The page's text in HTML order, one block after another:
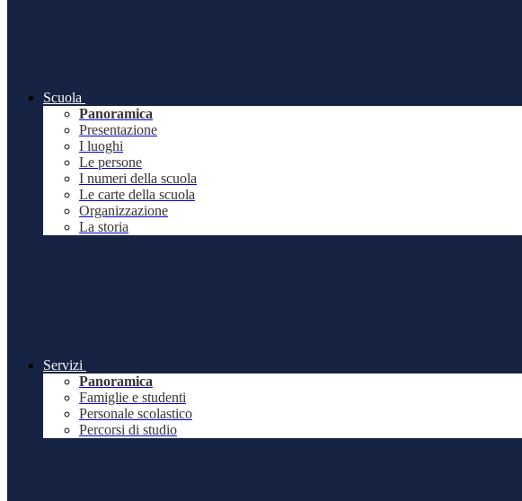
Scuola
Panoramica
Presentazione
I luoghi
Le persone
I numeri della scuola
Le carte della scuola
Organizzazione
La storia
Servizi
Panoramica
Famiglie e studenti
Personale scolastico
Percorsi di studio